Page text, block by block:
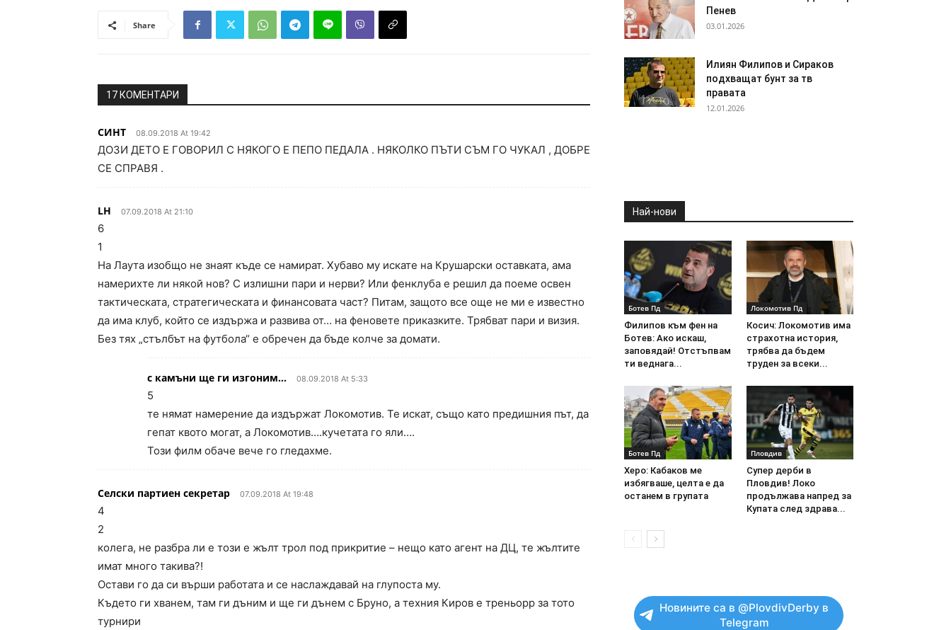
Share
17 КОМЕНТАРИ
СИНТ 08.09.2018 At 19:42
ДОЗИ ДЕТО Е ГОВОРИЛ С НЯКОГО Е ПЕПО ПЕДАЛА . НЯКОЛКО ПЪТИ СЪМ ГО ЧУКАЛ , ДОБРЕ
СЕ СПРАВЯ .
LH 07.09.2018 At 21:10
6
1
На Лаута изобщо не знаят къде се намират. Хубаво му искате на Крушарски оставката, ама
намерихте ли някой нов? С излишни пари и нерви? Или фенклуба е решил да поеме освен
тактическата, стратегическата и финансовата част? Питам, защото все още не ми е известно
да има клуб, който се издържа и развива от… на феновете приказките. Трябват пари и визия.
Без тях „стълбът на футбола“ е обречен да бъде колче за домати.
с камъни ще ги изгоним... 08.09.2018 At 5:33
5
те нямат намерение да издържат Локомотив. Те искат, също като предишния път, да
гепат квото могат, а Локомотив….кучетата го яли….
Този филм обаче вече го гледахме.
Селски партиен секретар 07.09.2018 At 19:48
4
2
колега, не разбра ли е този е жълт трол под прикритие – нещо като агент на ДЦ, те жълтите
имат много такива?!
Остави го да си върши работата и се наслаждавай на глупоста му.
Където ги хванем, там ги дъним и ще ги дънем с Бруно, а техния Киров е треньорр за тото
турнири
Пенев
03.01.2026
Илиян Филипов и Сираков
подхващат бунт за тв
правата
12.01.2026
Най-нови
Ботев Пд
Филипов към фен на
Ботев: Ако искаш,
заповядай! Отстъпвам
ти веднага...
Локомотив Пд
Косич: Локомотив има
страхотна история,
трябва да бъдем
труден за всеки...
Ботев Пд
Херо: Кабаков ме
избягваше, целта е да
останем в групата
Пловдив
Супер дерби в
Пловдив! Локо
продължава напред за
Купата след здрава...
Новините са в @PlovdivDerby в
Telegram